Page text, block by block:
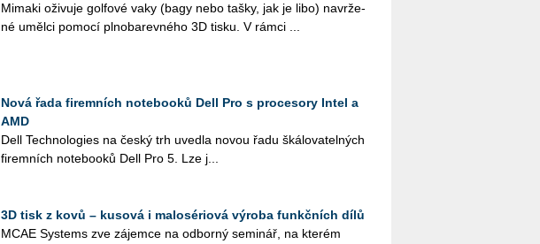
Mi­ma­ki oži­vu­je gol­fo­vé vaky (bagy nebo tašky, jak je libo) na­vr­že­
né uměl­ci po­mo­cí pl­no­ba­rev­né­ho 3D tisku. V rámci ...
Nová řada firemních notebooků Dell Pro s procesory Intel a
AMD
Dell Tech­no­lo­gies na český trh uved­la novou řadu šká­lo­va­tel­ných
fi­rem­ních no­te­boo­ků Dell Pro 5. Lze j...
3D tisk z kovů – kusová i malosériová výroba funkčních dílů
MCAE Sys­tems zve zá­jem­ce na od­bor­ný se­mi­nář, na kte­rém